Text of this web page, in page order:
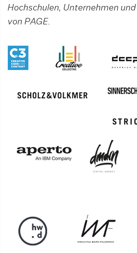
Hochschulen, Unternehmen
von PAGE.